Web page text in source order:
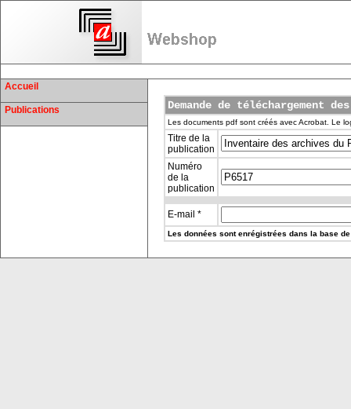
Accueil
Publications Demande de téléchargement
Les documents pdf sont créés avec Acrobat. Le
Titre de la
publication
Numéro
de la
publication
E-mail *
Les données sont enrégistrées dans la base